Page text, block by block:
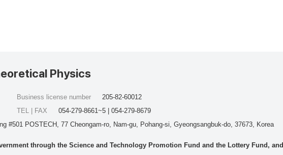
Physics
#501 POSTECH, 77 Cheongam-ro, Nam-gu, Pohang-si, Gyeongsangbuk-do, 37673, Korea
Business license number
205-82-60012
TEL | FAX
054-279-8661~5 | 054-279-8679
through the Science and Technology Promotion Fund and the Lottery Fund,